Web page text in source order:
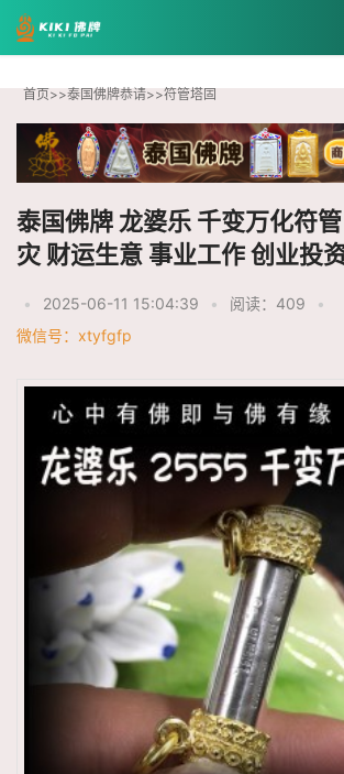
首页>>泰国佛牌恭请>>符管塔固
泰国佛牌 龙婆乐 千变万化符
灾 财运生意 事业工作 创业投
• 2025-06-11 15:04:39 • 阅读：409
•
微信号：xtyfgfp